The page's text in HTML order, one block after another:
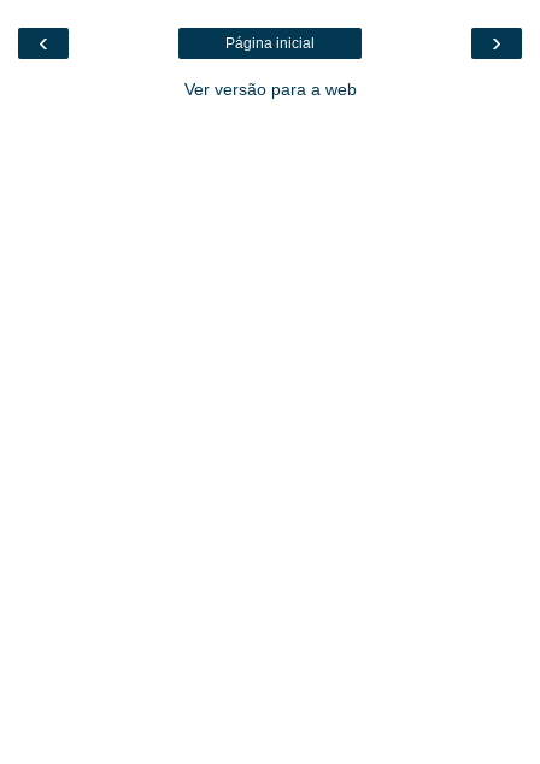
‹ ›
Página inicial
Ver versão para a web